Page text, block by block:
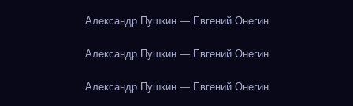
Александр Пушкин — Евгений Онегин
Александр Пушкин — Евгений Онегин
Александр Пушкин — Евгений Онегин